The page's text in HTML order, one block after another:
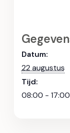
Datum:
22 augustus
Tijd:
08:00 - 17:00